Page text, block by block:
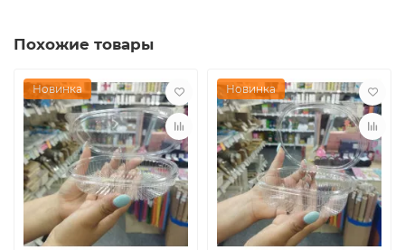
Похожие товары
Новинка Новинка